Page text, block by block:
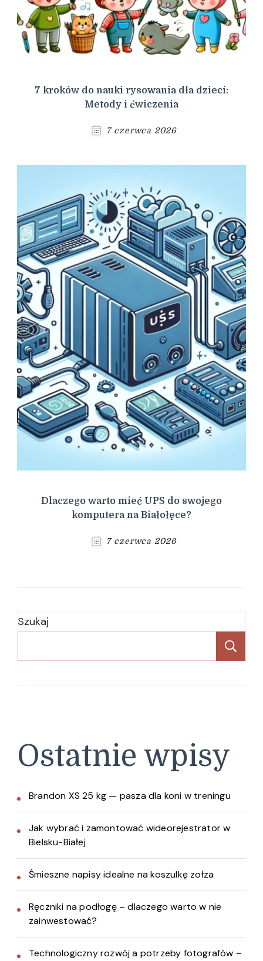
7 kroków do nauki rysowania dla dzieci:
Metody i ćwiczenia
7 czerwca 2026
Dlaczego warto mieć UPS do swojego
komputera na Białołęce?
7 czerwca 2026
Szukaj
Ostatnie wpisy
Brandon XS 25 kg — pasza dla koni w treningu
Jak wybrać i zamontować wideorejestrator w
Bielsku-Białej
Śmieszne napisy idealne na koszulkę zołza
Ręczniki na podłogę – dlaczego warto w nie
zainwestować?
Technologiczny rozwój a potrzeby fotografów –